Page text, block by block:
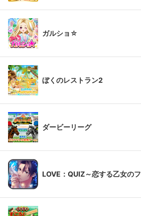
ガルショ☆
ぼくのレストラン2
ダービーリーグ
LOVE：QUIZ～恋する乙女の